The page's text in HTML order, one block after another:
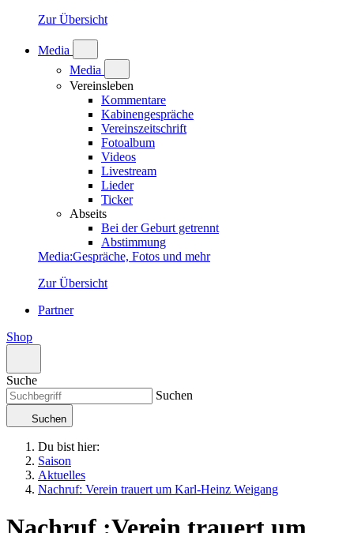
Zur Übersicht
Media
Media
Vereinsleben
Kommentare
Kabinengespräche
Vereinszeitschrift
Fotoalbum
Videos
Livestream
Lieder
Ticker
Abseits
Bei der Geburt getrennt
Abstimmung
Media:Gespräche, Fotos und mehr
Zur Übersicht
Partner
Shop
Suche
Suchen
Suchen
Du bist hier:
Saison
Aktuelles
Nachruf: Verein trauert um Karl-Heinz Weigang